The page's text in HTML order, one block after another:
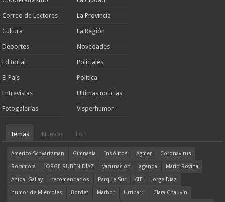
Correo de Lectores
Cultura
Deportes
Editorial
El País
Entrevistas
Fotogalerías
La Provincia
La Región
Novedades
Policiales
Política
Ultimas noticias
Visperhumor
Temas Nuevos Lo +
Americo Schvartzman Gimnasia Insólitos Agmer
Coronavirus
Rocamora
JORGE RUBÉN DÍAZ vacunación agenda
Mario Rovina
Aníbal Gallay
recomendados Parque Sur ATE
Jorge Díaz
humor de Miércoles
Bordet Marbot Urribarri
Clara Chauvín